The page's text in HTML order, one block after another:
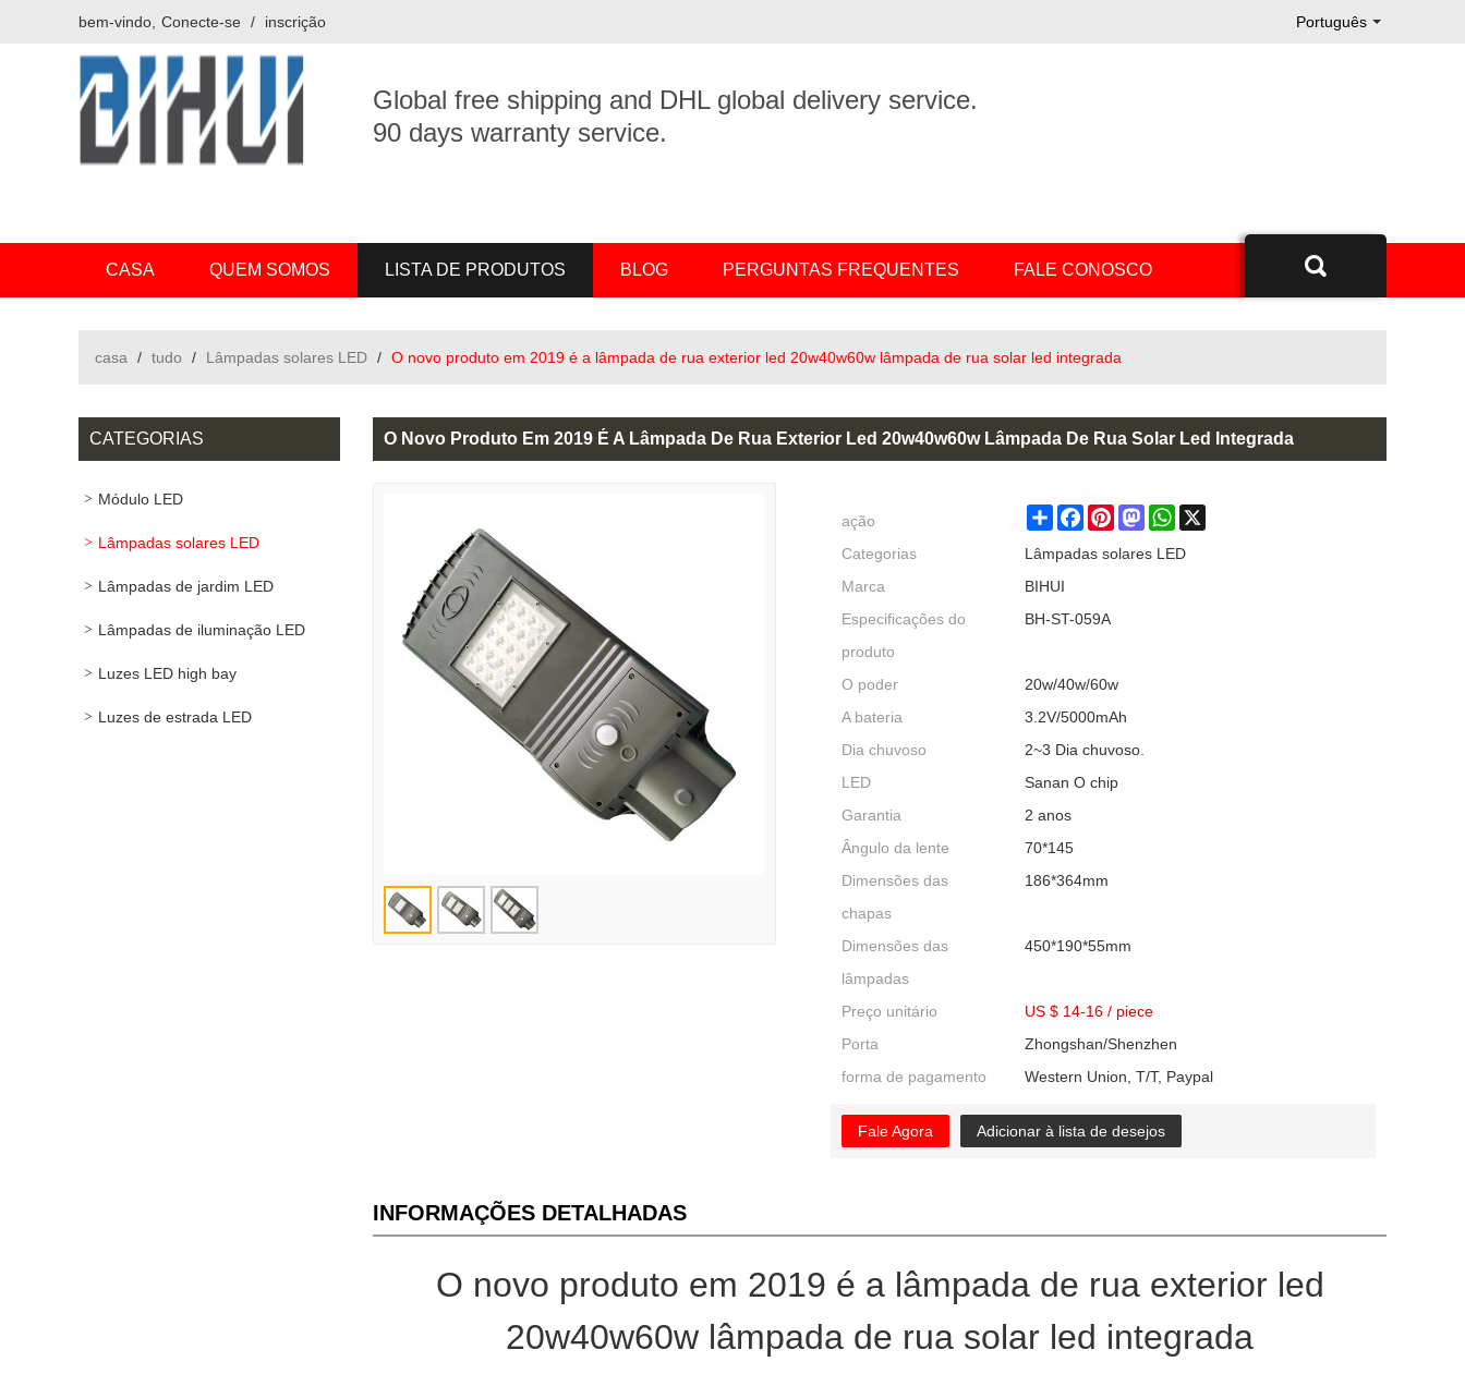
bem-vindo, Conecte-se / inscrição Português
Global free shipping and DHL global delivery service.
90 days warranty service.
CASA QUEM SOMOS LISTA DE PRODUTOS BLOG PERGUNTAS FREQUENTES FALE CONOSCO
casa / tudo / Lâmpadas solares LED / O novo produto em 2019 é a lâmpada de rua exterior led 20w40w60w lâmpada de rua solar led integrada
CATEGORIAS
Módulo LED
Lâmpadas solares LED
Lâmpadas de jardim LED
Lâmpadas de iluminação LED
Luzes LED high bay
Luzes de estrada LED
O Novo Produto Em 2019 É A Lâmpada De Rua Exterior Led 20w40w60w Lâmpada De Rua Solar Led Integrada
ação ShareFacebookPinterestMastodonWhatsApp
Categorias
Lâmpadas solares LED
Marca
BIHUI
Especificações do
produto
BH-ST-059A
O poder
20w/40w/60w
A bateria
3.2V/5000mAh
Dia chuvoso
2~3 Dia chuvoso.
LED
Sanan O chip
Garantia
2 anos
Ângulo da lente
70*145
Dimensões das
chapas
186*364mm
Dimensões das
lâmpadas
450*190*55mm
Preço unitário US $ 14-16 / piece
Porta
Zhongshan/Shenzhen
forma de pagamento
Western Union, T/T, Paypal
Fale Agora Adicionar à lista de desejos
INFORMAÇÕES DETALHADAS
O novo produto em 2019 é a lâmpada de rua exterior led
20w40w60w lâmpada de rua solar led integrada